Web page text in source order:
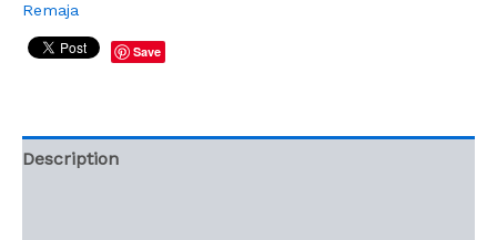
Remaja
Save
Description